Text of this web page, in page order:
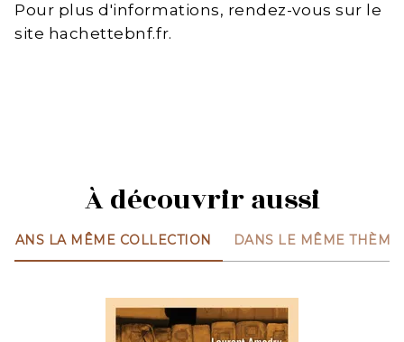
Pour plus d'informations, rendez-vous sur le
site hachettebnf.fr.
À découvrir aussi
DANS LA MÊME COLLECTION DANS LE MÊME THÈME